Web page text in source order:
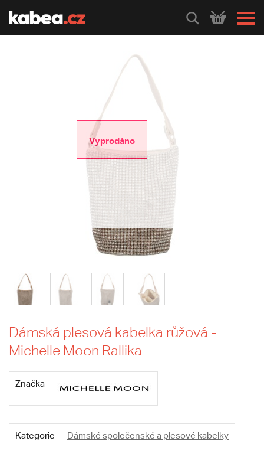
HLEDEJ
Vyprodáno
Dámská plesová kabelka růžová -
Michelle Moon Rallika
Značka
Kategorie Dámské společenské a plesové kabelky